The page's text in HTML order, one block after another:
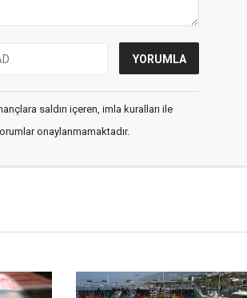
saldırı içeren, imla kuralları ile
onaylanmamaktadır.